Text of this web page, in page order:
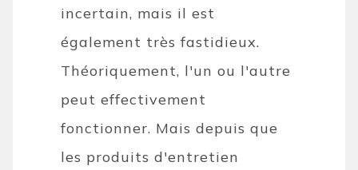
incertain, mais il est
également très fastidieux.
Théoriquement, l'un ou l'autre
peut effectivement
fonctionner. Mais depuis que
les produits d'entretien